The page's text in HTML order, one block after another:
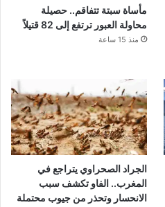
مأساة سبتة تتفاقم.. حصيلة
محاولة العبور ترتفع إلى 82 قتيلاً
منذ 15 ساعة
الجراد الصحراوي يتراجع في
المغرب.. الفاو تكشف سبب
الانحسار وتحذر من جيوب محتملة